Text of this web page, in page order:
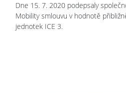
Dne 15. 7. 2020 podepsaly
Mobility smlouvu v hodnotě
jednotek ICE 3.